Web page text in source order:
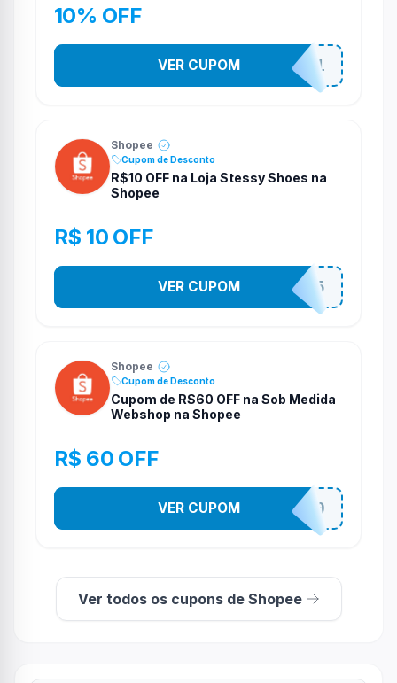
10% OFF
STES2541
VER CUPOM
Shopee
Cupom de Desconto
R$10 OFF na Loja Stessy Shoes na
Shopee
R$ 10 OFF
STES2525
VER CUPOM
Shopee
Cupom de Desconto
Cupom de R$60 OFF na Sob Medida
Webshop na Shopee
R$ 60 OFF
SOBM60400
VER CUPOM
Ver todos os cupons de Shopee